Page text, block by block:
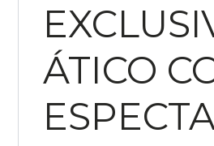
ÁTICO